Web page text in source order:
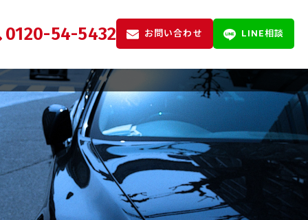
0120-54-5432 お問い合わせ LINE相談